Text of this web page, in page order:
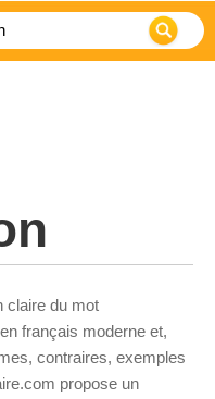
claire du mot
français moderne et,
contraires, exemples
propose un